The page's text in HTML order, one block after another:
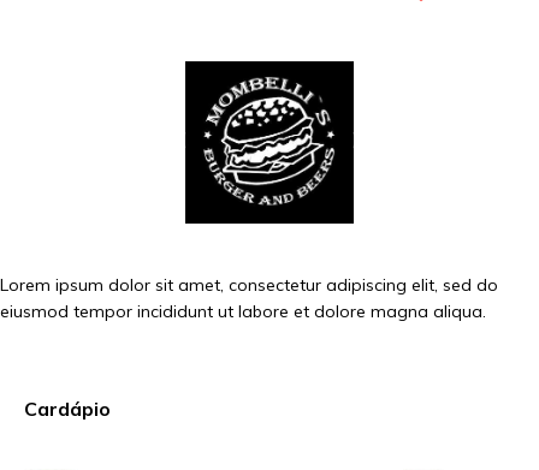
Lorem ipsum dolor sit amet, consectetur adipiscing elit, sed do
eiusmod tempor incididunt ut labore et dolore magna aliqua.
Cardápio